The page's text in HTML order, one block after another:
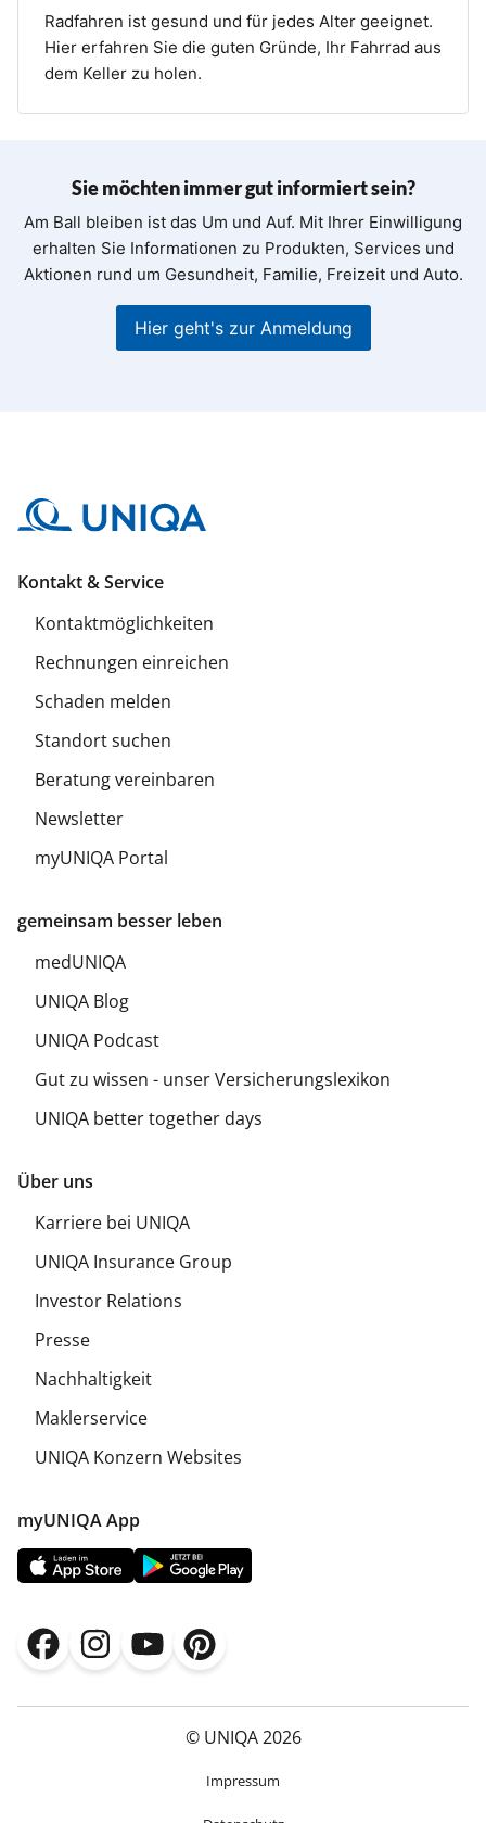
Radfahren ist gesund und für jedes Alter geeignet.
Hier erfahren Sie die guten Gründe, Ihr Fahrrad aus
dem Keller zu holen.
Sie möchten immer gut informiert sein?
Am Ball bleiben ist das Um und Auf. Mit Ihrer Einwilligung
erhalten Sie Informationen zu Produkten, Services und
Aktionen rund um Gesundheit, Familie, Freizeit und Auto.
Hier geht's zur Anmeldung
Kontakt & Service
Kontaktmöglichkeiten
Rechnungen einreichen
Schaden melden
Standort suchen
Beratung vereinbaren
Newsletter
myUNIQA Portal
gemeinsam besser leben
medUNIQA
UNIQA Blog
UNIQA Podcast
Gut zu wissen - unser Versicherungslexikon
UNIQA better together days
Über uns
Karriere bei UNIQA
UNIQA Insurance Group
Investor Relations
Presse
Nachhaltigkeit
Maklerservice
UNIQA Konzern Websites
myUNIQA App
© UNIQA 2026
Impressum